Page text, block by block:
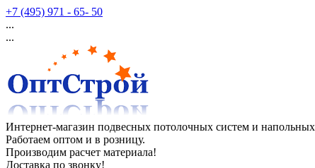
+7 (495) 971 - 65- 50
...
...
Интернет-магазин подвесных потолочных систем и
Работаем оптом и в розницу.
Производим расчет материала!
Доставка по звонку!